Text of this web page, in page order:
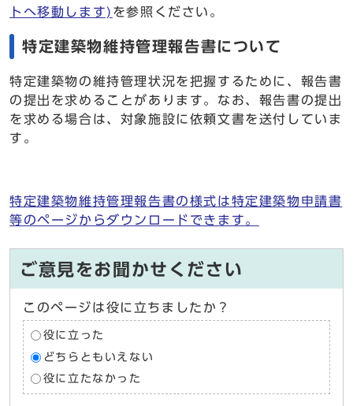
トへ移動します) を参照ください。
特定建築物維持管理報告書について
特定建築物の維持管理状況を把握するために、報告書
の提出を求めることがあります。なお、報告書の提出
を求める場合は、対象施設に依頼文書を送付していま
す。
特定建築物維持管理報告書の様式は特定建築物申請書
等のページからダウンロードできます。
ご意見をお聞かせください
このページは役に立ちましたか？
役に立った
どちらともいえない
役に立たなかった